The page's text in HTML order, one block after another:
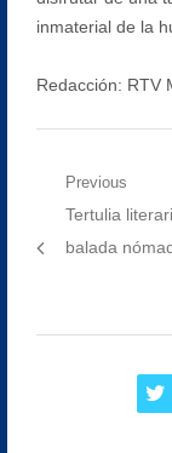
inmaterial de la
Redacción: RTV
Navegación
Previous
Previous
post:
Tertulia
balada